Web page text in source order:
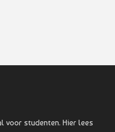
voor studenten. Hier lees